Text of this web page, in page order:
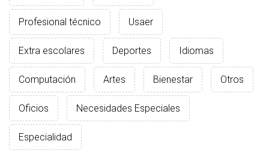
Profesional técnico Usaer
Extra escolares Deportes Idiomas
Computación Artes Bienestar Otros
Oficios Necesidades Especiales
Especialidad